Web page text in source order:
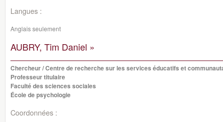
Langues :
Anglais seulement
AUBRY, Tim Daniel »
Chercheur / Centre de recherche sur les services éducatifs et
Professeur titulaire
Faculté des sciences sociales
École de psychologie
Coordonnées :